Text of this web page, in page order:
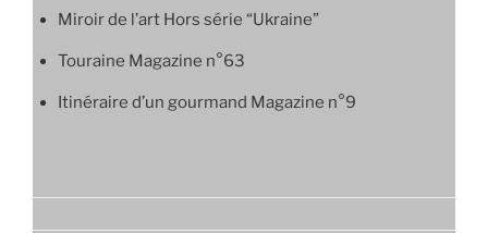
Miroir de l’art Hors série “Ukraine”
Touraine Magazine n°63
Itinéraire d’un gourmand Magazine n°9